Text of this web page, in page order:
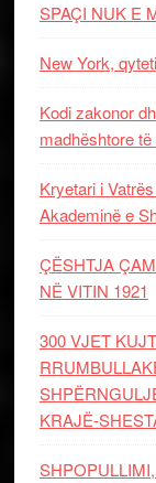
SPAÇI NUK E
New York,
Kodi zakonor
madhështore
Kryetari i
Akademinë e
ÇËSHTJA
NË VITIN 1921
300 VJET
KRAJË-